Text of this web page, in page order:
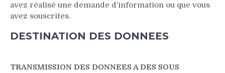
avez réalisé une demande d’information ou que vous
avez souscrites.
DESTINATION DES DONNEES
TRANSMISSION DES DONNEES A DES SOUS